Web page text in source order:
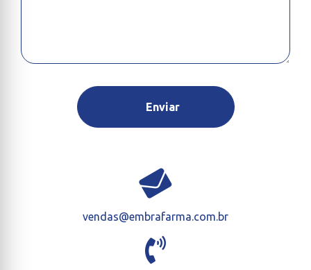
vendas@embrafarma.com.br